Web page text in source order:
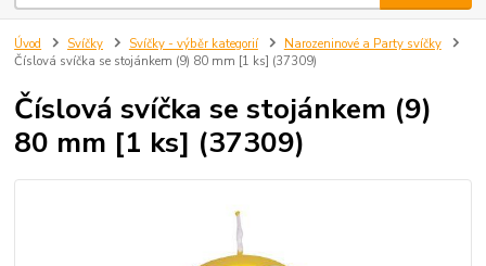
Úvod Svíčky Svíčky - výběr kategorií
Narozeninové a Party svíčky
Číslová svíčka se stojánkem (9) 80 mm [1 ks] (37309)
Číslová svíčka se stojánkem (9)
80 mm [1 ks] (37309)